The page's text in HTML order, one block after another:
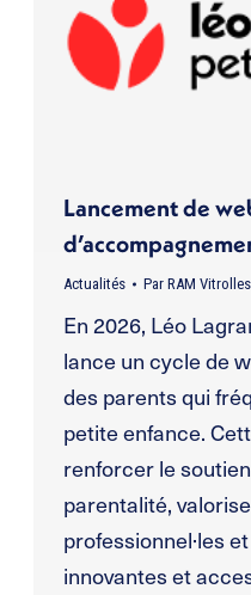
Lancement de
Actualités Par RAM Vitrolles
En 2026, Léo
lance un cycle de
des parents qui
petite enfance.
renforcer le
parentalité,
professionnel·les
innovantes et